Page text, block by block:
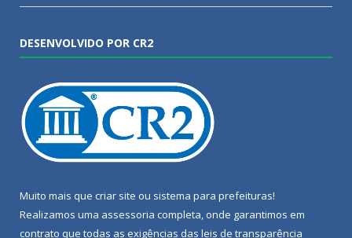
DESENVOLVIDO POR CR2
Muito mais que criar site ou sistema para prefeituras!
Realizamos uma assessoria completa, onde garantimos em
contrato que todas as exigências das leis de transparência